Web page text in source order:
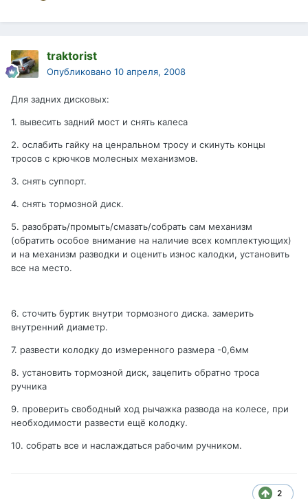
traktorist
Опубликовано 10 апреля, 2008
Для задних дисковых:
1. вывесить задний мост и снять калеса
2. ослабить гайку на ценральном тросу и скинуть концы
тросов с крючков молесных механизмов.
3. снять суппорт.
4. снять тормозной диск.
5. разобрать/промыть/смазать/собрать сам механизм
(обратить особое внимание на наличие всех комплектующих)
и на механизм разводки и оценить износ калодки, установить
все на место.
6. сточить буртик внутри тормозного диска. замерить
внутренний диаметр.
7. развести колодку до измеренного размера -0,6мм
8. установить тормозной диск, зацепить обратно троса
ручника
9. проверить свободный ход рычажка развода на колесе, при
необходимости развести ещё колодку.
10. собрать все и наслаждаться рабочим ручником.
2